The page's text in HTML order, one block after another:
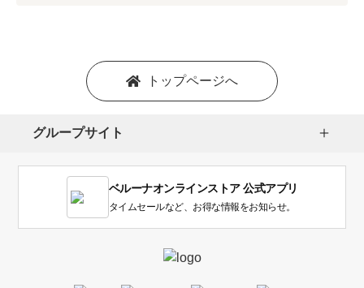
い
トップページへ
グループサイト
ベルーナオンラインストア 公式アプリ
タイムセールなど、お得な情報をお知らせ。